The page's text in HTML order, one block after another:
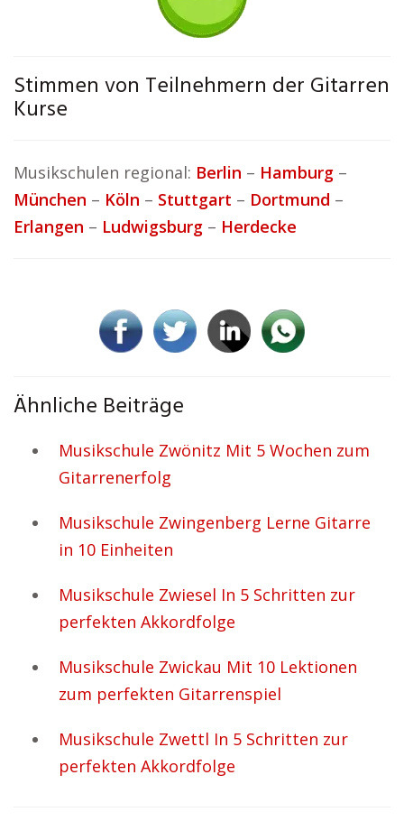
Stimmen von Teilnehmern der Gitarren
Kurse
Musikschulen regional: Berlin – Hamburg –
München – Köln – Stuttgart – Dortmund –
Erlangen – Ludwigsburg – Herdecke
Ähnliche Beiträge
Musikschule Zwönitz Mit 5 Wochen zum
Gitarrenerfolg
Musikschule Zwingenberg Lerne Gitarre
in 10 Einheiten
Musikschule Zwiesel In 5 Schritten zur
perfekten Akkordfolge
Musikschule Zwickau Mit 10 Lektionen
zum perfekten Gitarrenspiel
Musikschule Zwettl In 5 Schritten zur
perfekten Akkordfolge